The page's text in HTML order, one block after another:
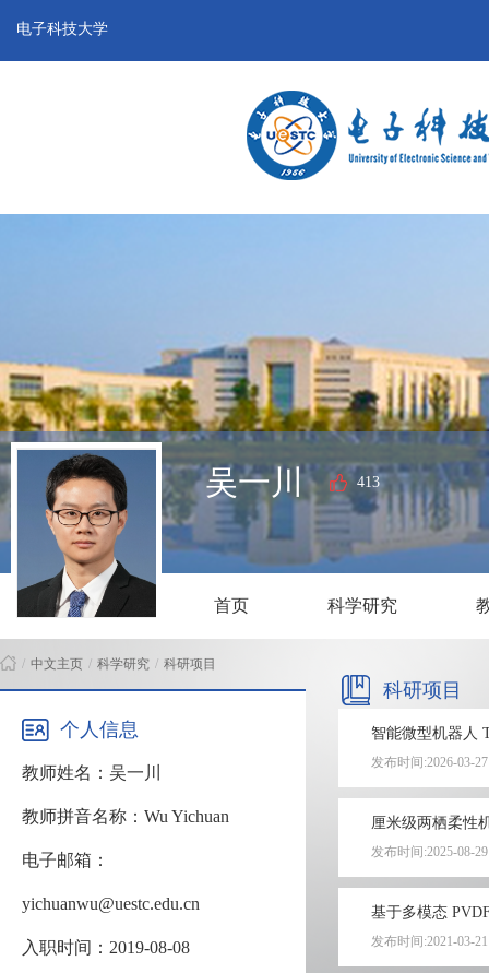
电子科技大学
吴一川 413
首页 科学研究
/ 中文主页 / 科学研究 / 科研项目
个人信息
教师姓名：吴一川
教师拼音名称：Wu Yichuan
电子邮箱：
yichuanwu@uestc.edu.cn
入职时间：2019-08-08
科研项目
智能微型机器人
发布时间:2026-03-27
厘米级两栖柔性
发布时间:2025-08-29
基于多模态
发布时间:2021-03-21